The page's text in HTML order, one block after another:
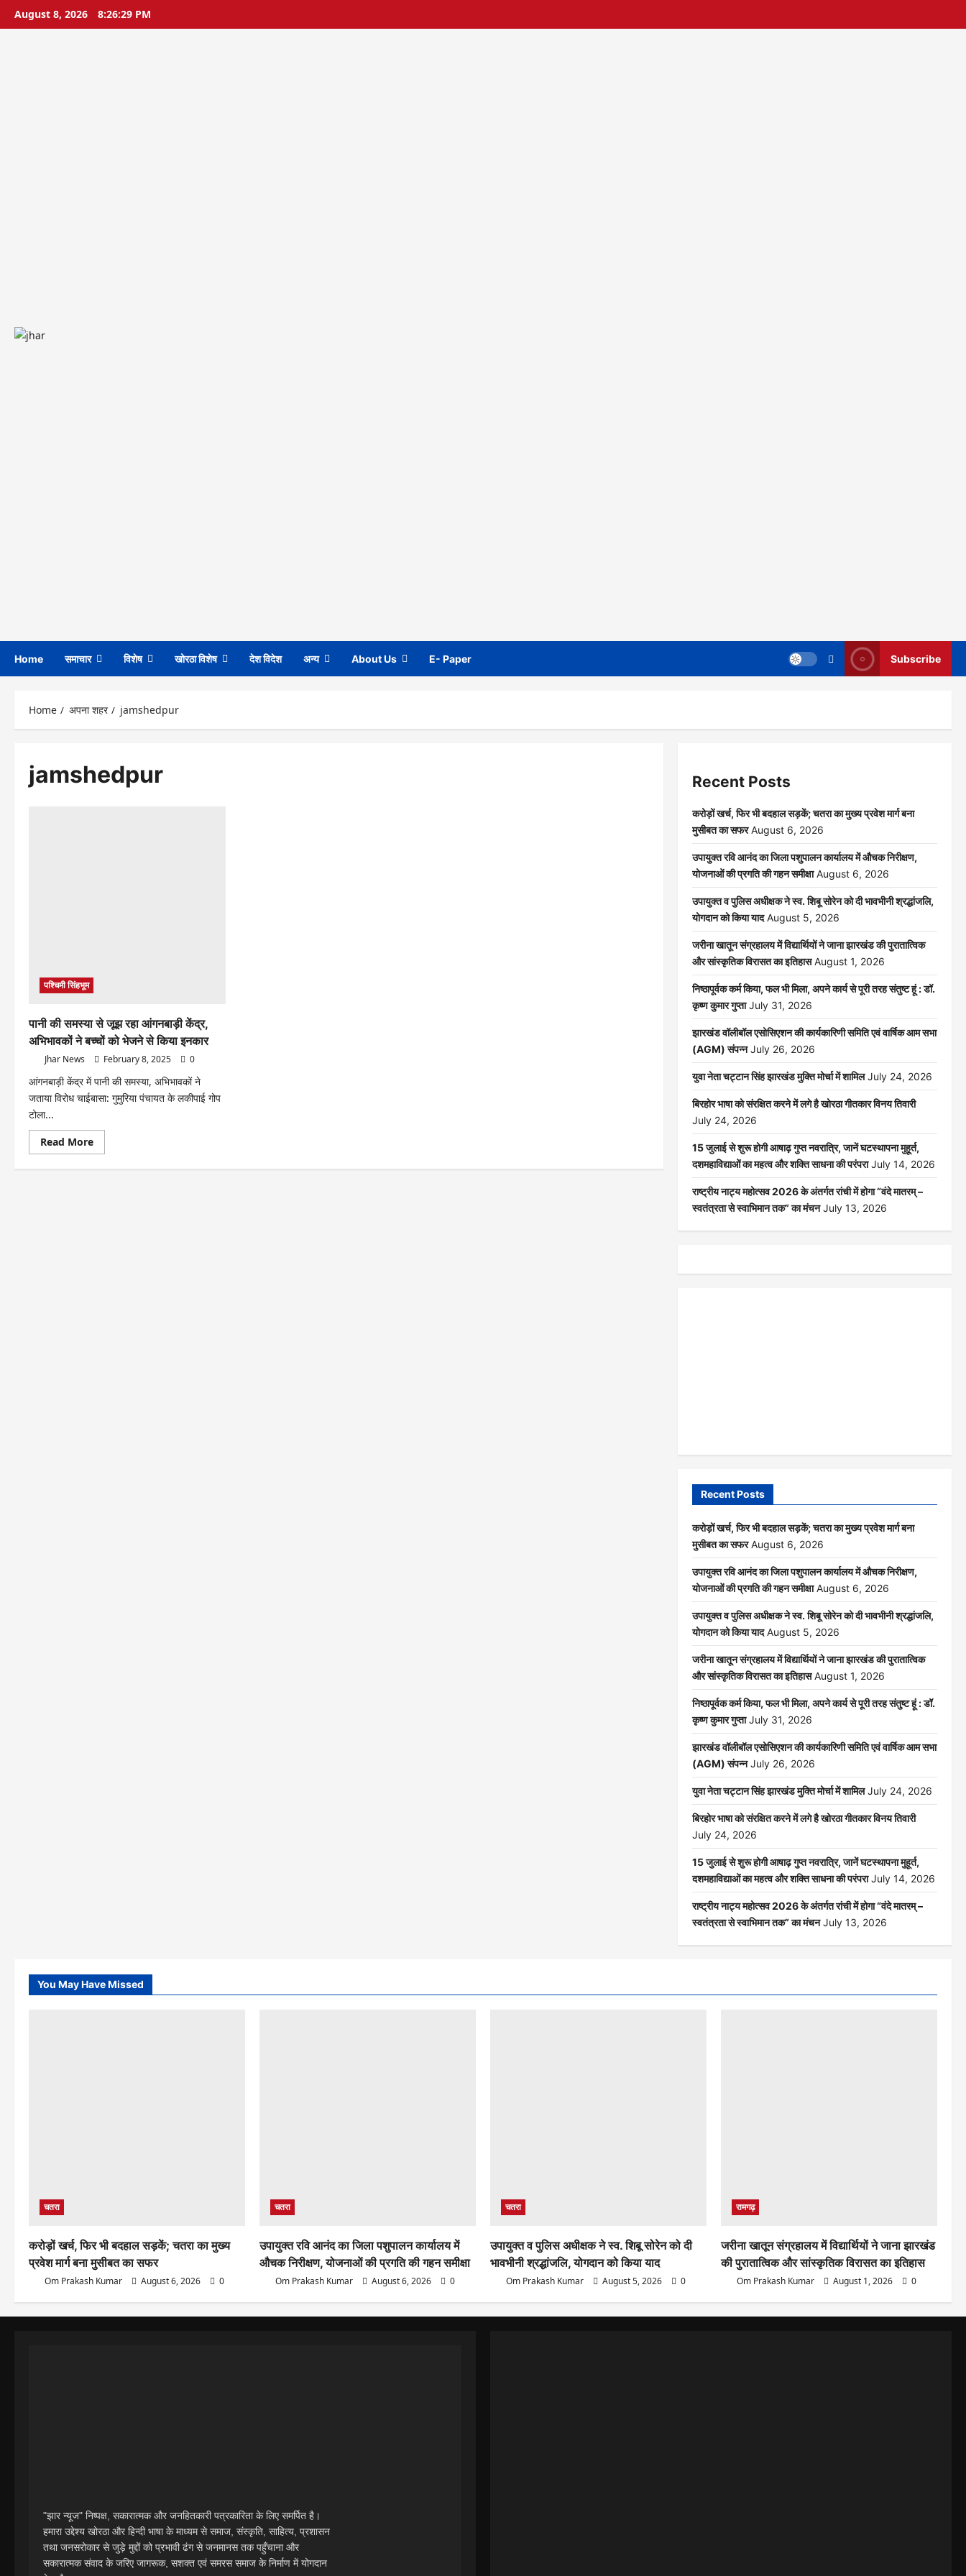
SkipAugust 8, 2026 8:26:30 PM
Home समाचार विशेष खोरठा विशेष देश विदेश अन्य About Us E- Paper Subscribe
Home अपना शहर jamshedpur
jamshedpur
पश्चिमी सिंहभूम
पानी की समस्या से जूझ रहा आंगनबाड़ी केंद्र,
अभिभावकों ने बच्चों को भेजने से किया इनकार
Jhar News February 8, 2025 0
आंगनबाड़ी केंद्र में पानी की समस्या, अभिभावकों ने
जताया विरोध चाईबासा: गुमुरिया पंचायत के लकीपाई गोप
टोला...
Read MoreRead
more
पानी
Recent Posts
करोड़ों खर्च, फिर भी बदहाल सड़कें; चतरा का मुख्य प्रवेश मार्ग बना
मुसीबत का सफर August 6, 2026
उपायुक्त रवि आनंद का जिला पशुपालन कार्यालय में औचक निरीक्षण,
योजनाओं की प्रगति की गहन समीक्षा August 6, 2026
उपायुक्त व पुलिस अधीक्षक ने स्व. शिबू सोरेन को दी भावभीनी श्रद्धांजलि,
योगदान को किया याद August 5, 2026
जरीना खातून संग्रहालय में विद्यार्थियों ने जाना झारखंड की पुरातात्विक
और सांस्कृतिक विरासत का इतिहास August 1, 2026
निष्ठापूर्वक कर्म किया, फल भी मिला, अपने कार्य से पूरी तरह संतुष्ट हूं : डॉ.
कृष्ण कुमार गुप्ता July 31, 2026
झारखंड वॉलीबॉल एसोसिएशन की कार्यकारिणी समिति एवं वार्षिक आम सभा
(AGM) संपन्न July 26, 2026
युवा नेता चट्टान सिंह झारखंड मुक्ति मोर्चा में शामिल July 24, 2026
बिरहोर भाषा को संरक्षित करने में लगे है खोरठा गीतकार विनय तिवारी
July 24, 2026
15 जुलाई से शुरू होगी आषाढ़ गुप्त नवरात्रि, जानें घटस्थापना मुहूर्त,
दशमहाविद्याओं का महत्व और शक्ति साधना की परंपरा July 14, 2026
राष्ट्रीय नाट्य महोत्सव 2026 के अंतर्गत रांची में होगा “वंदे मातरम् –
स्वतंत्रता से स्वाभिमान तक” का मंचन July 13, 2026
Recent Posts
करोड़ों खर्च, फिर भी बदहाल सड़कें; चतरा का मुख्य प्रवेश मार्ग बना
मुसीबत का सफर August 6, 2026
उपायुक्त रवि आनंद का जिला पशुपालन कार्यालय में औचक निरीक्षण,
योजनाओं की प्रगति की गहन समीक्षा August 6, 2026
उपायुक्त व पुलिस अधीक्षक ने स्व. शिबू सोरेन को दी भावभीनी श्रद्धांजलि,
योगदान को किया याद August 5, 2026
जरीना खातून संग्रहालय में विद्यार्थियों ने जाना झारखंड की पुरातात्विक
और सांस्कृतिक विरासत का इतिहास August 1, 2026
निष्ठापूर्वक कर्म किया, फल भी मिला, अपने कार्य से पूरी तरह संतुष्ट हूं : डॉ.
कृष्ण कुमार गुप्ता July 31, 2026
झारखंड वॉलीबॉल एसोसिएशन की कार्यकारिणी समिति एवं वार्षिक आम सभा
(AGM) संपन्न July 26, 2026
युवा नेता चट्टान सिंह झारखंड मुक्ति मोर्चा में शामिल July 24, 2026
बिरहोर भाषा को संरक्षित करने में लगे है खोरठा गीतकार विनय तिवारी
July 24, 2026
15 जुलाई से शुरू होगी आषाढ़ गुप्त नवरात्रि, जानें घटस्थापना मुहूर्त,
दशमहाविद्याओं का महत्व और शक्ति साधना की परंपरा July 14, 2026
राष्ट्रीय नाट्य महोत्सव 2026 के अंतर्गत रांची में होगा “वंदे मातरम् –
स्वतंत्रता से स्वाभिमान तक” का मंचन July 13, 2026
You May Have Missed
चतरा
करोड़ों खर्च, फिर भी बदहाल सड़कें; चतरा का मुख्य
प्रवेश मार्ग बना मुसीबत का सफर
Om Prakash Kumar August 6, 2026 0
चतरा
उपायुक्त रवि आनंद का जिला पशुपालन कार्यालय में
औचक निरीक्षण, योजनाओं की प्रगति की गहन समीक्षा
Om Prakash Kumar August 6, 2026 0
चतरा
उपायुक्त व पुलिस अधीक्षक ने स्व. शिबू सोरेन को दी
भावभीनी श्रद्धांजलि, योगदान को किया याद
Om Prakash Kumar August 5, 2026 0
रामगढ़
जरीना खातून संग्रहालय में विद्यार्थियों ने जाना झारखंड
की पुरातात्विक और सांस्कृतिक विरासत का इतिहास
Om Prakash Kumar August 1, 2026 0
"झार न्यूज" निष्पक्ष, सकारात्मक और जनहितकारी पत्रकारिता के लिए समर्पित है।
हमारा उद्देश्य खोरठा और हिन्दी भाषा के माध्यम से समाज, संस्कृति, साहित्य, प्रशासन
तथा जनसरोकार से जुड़े मुद्दों को प्रभावी ढंग से जनमानस तक पहुँचाना और
सकारात्मक संवाद के जरिए जागरूक, सशक्त एवं समरस समाज के निर्माण में योगदान